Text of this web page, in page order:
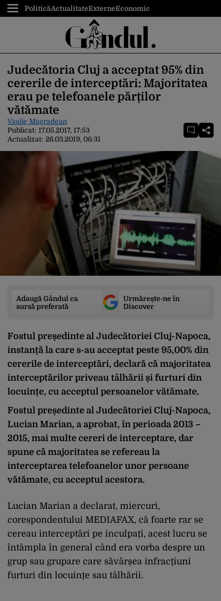
PoliticăActualitateExterneEconomic
Judecătoria Cluj a acceptat 95% din
cererile de interceptări: Majoritatea
erau pe telefoanele părților
vătămate
Vasile Magradean
Publicat: 17.05.2017, 17:53
Actualizat: 26.03.2019, 06:31
Adaugă Gândul ca
sursă preferată
Urmărește-ne în
Discover
Fostul președinte al Judecătoriei Cluj-Napoca,
instanță la care s-au acceptat peste 95,00% din
cererile de interceptări, declară că majoritatea
interceptărilor priveau tâlhării și furturi din
locuințe, cu acceptul persoanelor vătămate.
Fostul președinte al Judecătoriei Cluj-Napoca,
Lucian Marian, a aprobat, în perioada 2013 –
2015, mai multe cereri de interceptare, dar
spune că majoritatea se refereau la
interceptarea telefoanelor unor persoane
vătămate, cu acceptul acestora.
Lucian Marian a declarat, miercuri,
corespondentului MEDIAFAX, că foarte rar se
cereau interceptări pe inculpați, acest lucru se
întâmpla în general când era vorba despre un
grup sau grupare care săvârșea infracțiuni
furturi din locuințe sau tâlhării.